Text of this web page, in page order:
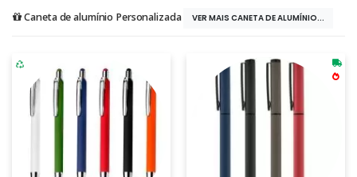
Caneta de alumínio Personalizada VER MAIS CANETA DE ALUMÍNIO...